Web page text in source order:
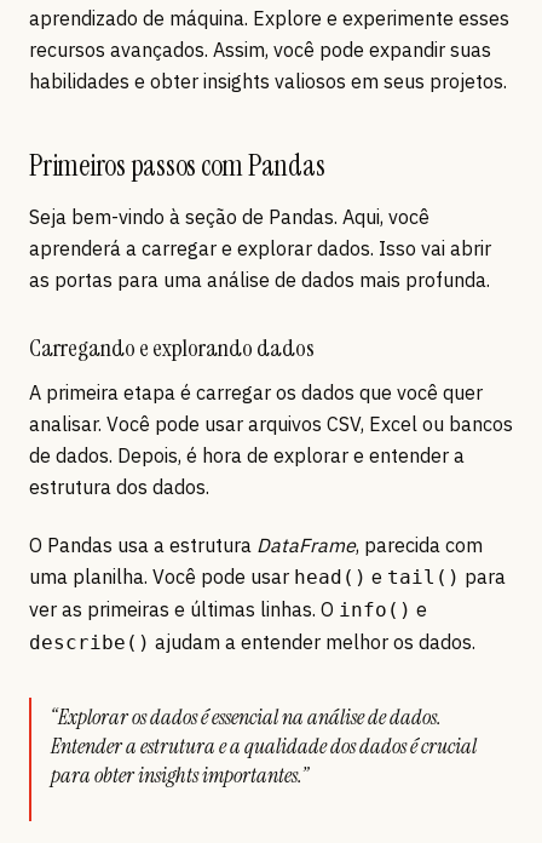
aprendizado de máquina. Explore e experimente esses
recursos avançados. Assim, você pode expandir suas
habilidades e obter insights valiosos em seus projetos.
Primeiros passos com Pandas
Seja bem-vindo à seção de Pandas. Aqui, você
aprenderá a carregar e explorar dados. Isso vai abrir
as portas para uma análise de dados mais profunda.
Carregando e explorando dados
A primeira etapa é carregar os dados que você quer
analisar. Você pode usar arquivos CSV, Excel ou bancos
de dados. Depois, é hora de explorar e entender a
estrutura dos dados.
O Pandas usa a estrutura DataFrame, parecida com
uma planilha. Você pode usar head() e tail() para
ver as primeiras e últimas linhas. O info() e
describe() ajudam a entender melhor os dados.
“Explorar os dados é essencial na análise de dados.
Entender a estrutura e a qualidade dos dados é crucial
para obter insights importantes.”